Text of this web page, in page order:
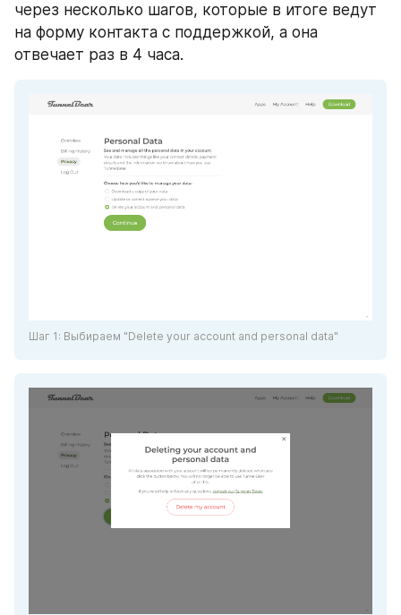
через несколько шагов, которые в итоге ведут
на форму контакта с поддержкой, а она
отвечает раз в 4 часа.
Шаг 1: Выбираем "Delete your account and personal data"